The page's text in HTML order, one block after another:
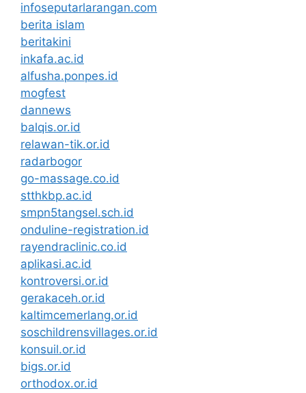
infoseputarlarangan.com
berita islam
beritakini
inkafa.ac.id
alfusha.ponpes.id
mogfest
dannews
balqis.or.id
relawan-tik.or.id
radarbogor
go-massage.co.id
stthkbp.ac.id
smpn5tangsel.sch.id
onduline-registration.id
rayendraclinic.co.id
aplikasi.ac.id
kontroversi.or.id
gerakaceh.or.id
kaltimcemerlang.or.id
soschildrensvillages.or.id
konsuil.or.id
bigs.or.id
orthodox.or.id